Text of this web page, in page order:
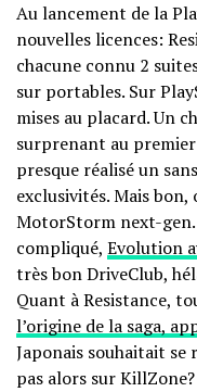
Au lancement de la
nouvelles licences:
chacune connu 2
sur portables. Sur
mises au placard. Un
surprenant au premier
presque réalisé un
exclusivités. Mais
MotorStorm next-gen.
compliqué, Evolution
très bon DriveClub,
Quant à Resistance,
l’origine de la saga,
Japonais souhaitait
pas alors sur KillZone?